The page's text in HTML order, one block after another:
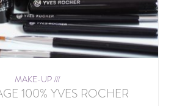
MAKE-UP ///
100% YVES ROCHER